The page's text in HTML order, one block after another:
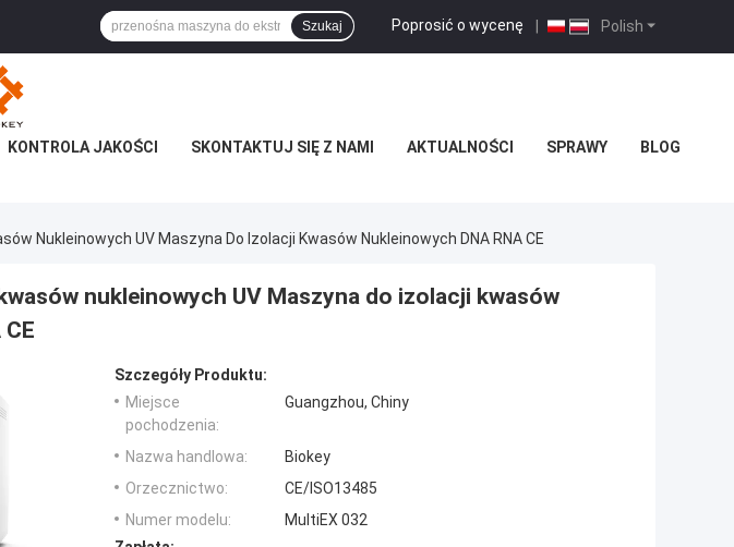
Polish
Poprosić o wycenę |
Szukaj
KONTROLA JAKOŚCI SKONTAKTUJ SIĘ Z NAMI AKTUALNOŚCI SPRAWY BLOG
Nukleinowych UV Maszyna Do Izolacji Kwasów Nukleinowych DNA RNA CE
nukleinowych UV Maszyna do izolacji kwasów
Szczegóły Produktu:
Miejsce
pochodzenia:
Guangzhou, Chiny
Nazwa handlowa:
Biokey
Orzecznictwo:
CE/ISO13485
Numer modelu:
MultiEX 032